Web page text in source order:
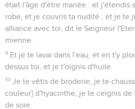
était l'âge d'être mariée : et j'étendis
robe, et je couvris ta nudité ; et je te
alliance avec toi, dit le Seigneur
mienne.
9 Et je te lavai dans l'eau, et en t'y
dessus toi, et je t'oignis d'huile.
10 Je te vêtis de broderie, je te
couleur] d'hyacinthe, je te ceignis
de soie.